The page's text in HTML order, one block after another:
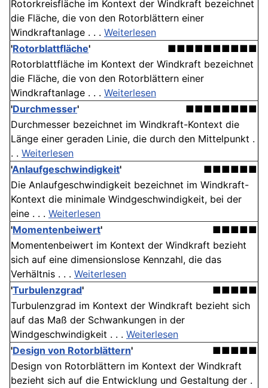
Rotorkreisfläche im Kontext der Windkraft bezeichnet
die Fläche, die von den Rotorblättern einer
Windkraftanlage . . . Weiterlesen
'Rotorblattfläche'
■■■■■■■■■■
Rotorblattfläche im Kontext der Windkraft bezeichnet
die Fläche, die von den Rotorblättern einer
Windkraftanlage . . . Weiterlesen
'Durchmesser'
■■■■■■■■
Durchmesser bezeichnet im Windkraft-Kontext die
Länge einer geraden Linie, die durch den Mittelpunkt .
. . Weiterlesen
'Anlaufgeschwindigkeit'
■■■■■■
Die Anlaufgeschwindigkeit bezeichnet im Windkraft-
Kontext die minimale Windgeschwindigkeit, bei der
eine . . . Weiterlesen
'Momentenbeiwert'
■■■■■
Momentenbeiwert im Kontext der Windkraft bezieht
sich auf eine dimensionslose Kennzahl, die das
Verhältnis . . . Weiterlesen
'Turbulenzgrad'
■■■■■
Turbulenzgrad im Kontext der Windkraft bezieht sich
auf das Maß der Schwankungen in der
Windgeschwindigkeit . . . Weiterlesen
'Design von Rotorblättern'
■■■■■
Design von Rotorblättern im Kontext der Windkraft
bezieht sich auf die Entwicklung und Gestaltung der .